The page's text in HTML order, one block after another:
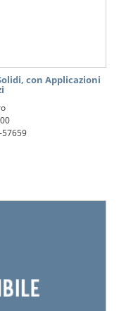
con Applicazioni
57659